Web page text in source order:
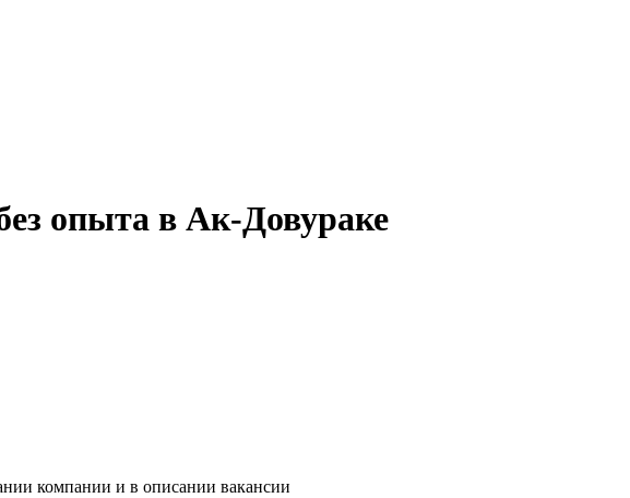
опыта в Ак-Довураке
компании и в описании вакансии